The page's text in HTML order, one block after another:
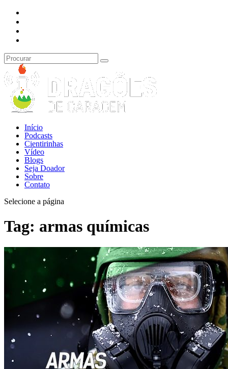
Início
Podcasts
Cientirinhas
Vídeo
Blogs
Seja Doador
Sobre
Contato
Selecione a página
Tag: armas químicas